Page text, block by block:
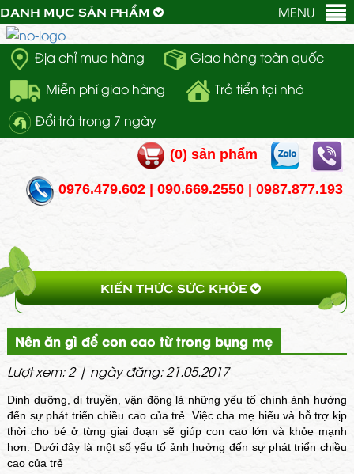
Địa chỉ mua hàng
Giao hàng toàn quốc
Miễn phí giao hàng
Trả tiển tại nhà
Đổi trả trong 7 ngày
(0) sản phẩm
0976.479.602 | 090.669.2550 | 0987.877.193
MENU
DANH MỤC SẢN PHẨM
KIẾN THỨC SỨC KHỎE
Nên ăn gì để con cao từ trong bụng mẹ
Lượt xem: 2 | ngày đăng: 21.05.2017
Dinh dưỡng, di truyền, vận động là những yếu tố chính ảnh hưởng
đến sự phát triển chiều cao của trẻ. Việc cha mẹ hiểu và hỗ trợ kịp
thời cho bé ở từng giai đoạn sẽ giúp con cao lớn và khỏe mạnh
hơn. Dưới đây là một số yếu tố ảnh hưởng đến sự phát triển chiều
cao của trẻ